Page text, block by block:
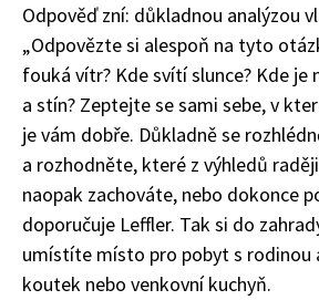
Odpověď zní: důkladnou analýzou
„Odpovězte si alespoň na tyto
fouká vítr? Kde svítí slunce? Kde je
a stín? Zeptejte se sami sebe, v
je vám dobře. Důkladně se
a rozhodněte, které z výhledů
naopak zachováte, nebo dokonce
doporučuje Leffler. Tak si do
umístíte místo pro pobyt s rodinou
koutek nebo venkovní kuchyň.